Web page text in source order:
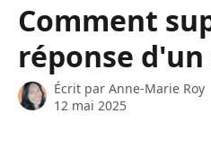
Comment
réponse
Écrit par Anne-Marie Roy
12 mai 2025